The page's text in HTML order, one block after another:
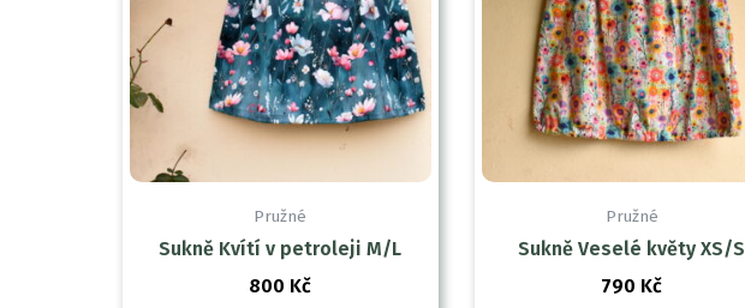
Pružné
Sukně Kvítí v petroleji M/L
800 Kč
Pružné
Sukně Veselé květy XS/S
790 Kč